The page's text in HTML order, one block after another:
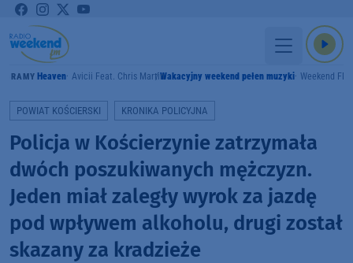
GRAMY Heaven Avicii Feat. Chris MartinWakacyjny weekend pełen muzyki Weekend FM
POWIAT KOŚCIERSKI KRONIKA POLICYJNA
Policja w Kościerzynie zatrzymała
dwóch poszukiwanych mężczyzn.
Jeden miał zaległy wyrok za jazdę
pod wpływem alkoholu, drugi został
skazany za kradzieże